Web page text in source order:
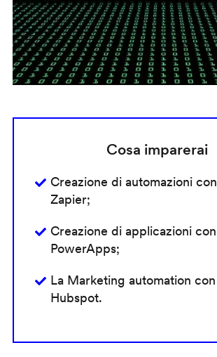
Cosa imparerai
Creazione di automazioni con
Zapier;
Creazione di applicazioni con
PowerApps;
La Marketing automation con
Hubspot.